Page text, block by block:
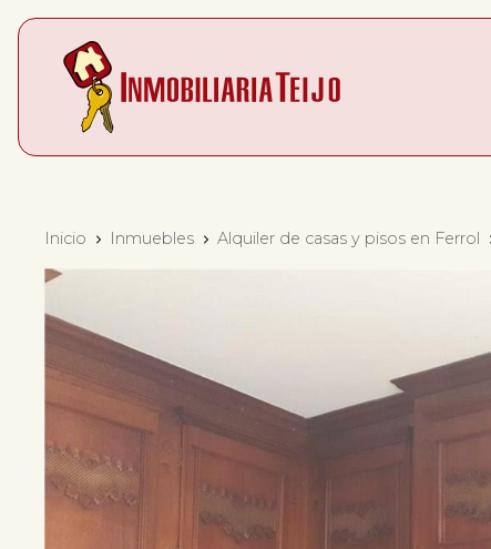
Inicio Inmuebles Alquiler de casas y pisos en Ferrol